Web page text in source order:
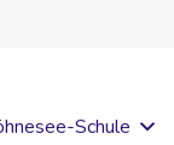
Schule